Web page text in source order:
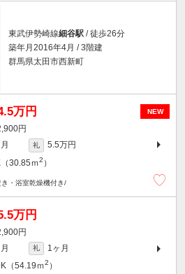
東武伊勢崎線細谷駅 / 徒歩26分
築年月2016年4月 / 3階建
群馬県太田市西新町
NEW
万円
円
礼
5.5万円
30.85ｍ2 ）
・浴室乾燥機付き/
万円
円
礼
1ヶ月
（54.19ｍ2 ）